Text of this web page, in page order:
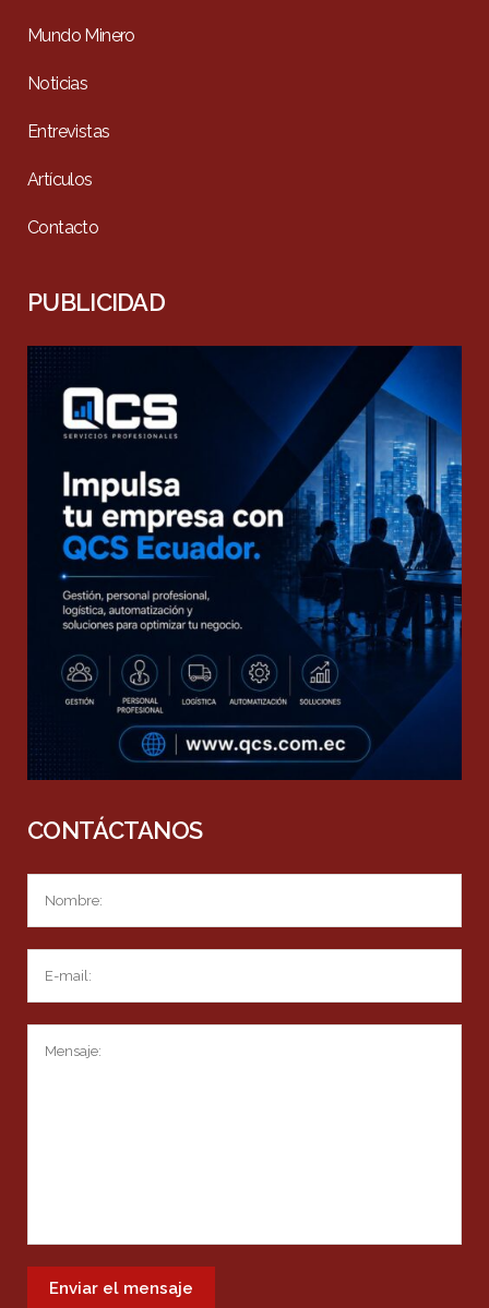
Mundo Minero
Noticias
Entrevistas
Artículos
Contacto
PUBLICIDAD
CONTÁCTANOS